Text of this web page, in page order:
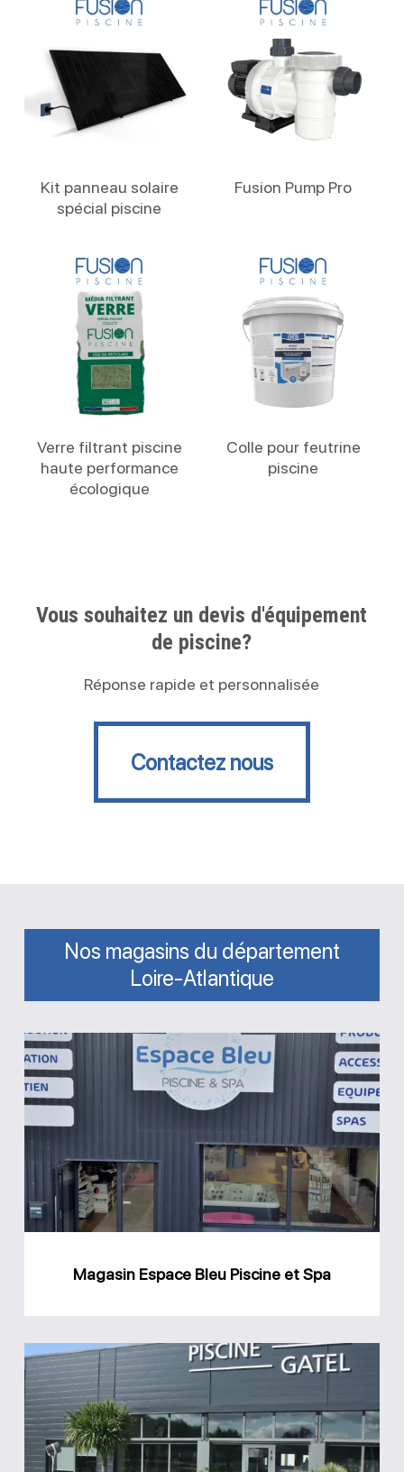
Kit panneau solaire
spécial piscine
Fusion Pump Pro
Verre filtrant piscine
haute performance
écologique
Colle pour feutrine
piscine
Vous souhaitez un devis d'équipement
de piscine?
Réponse rapide et personnalisée
Contactez nous
Contactez nous
Nos magasins du département
Loire-Atlantique
Magasin
Espace
Bleu
Piscine
et
Spa
Magasin Espace Bleu Piscine et Spa
Magasin
Piscine
Gatel